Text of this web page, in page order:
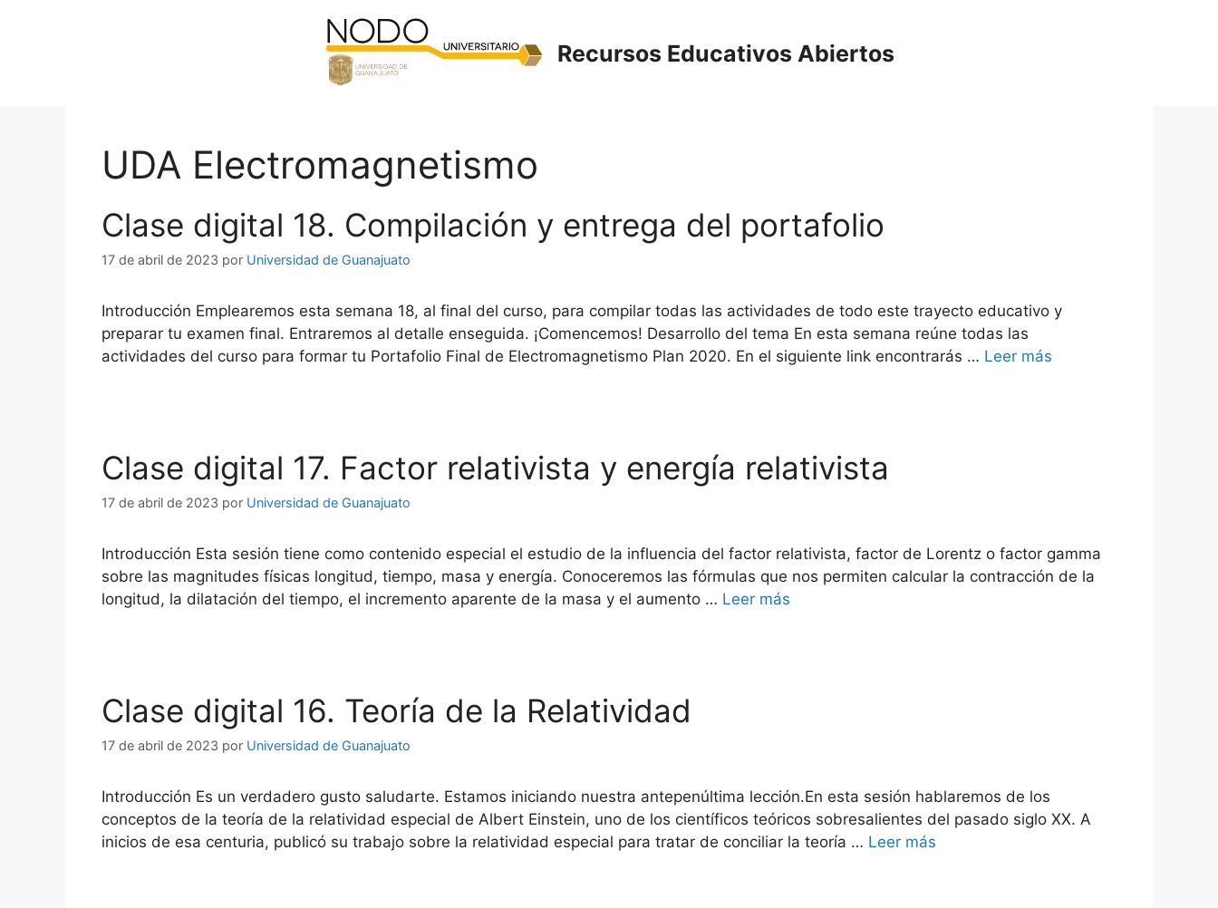
Recursos Educativos Abiertos
UDA Electromagnetismo
Clase digital 18. Compilación y entrega del portafolio
17 de abril de 2023 por Universidad de Guanajuato
Introducción Emplearemos esta semana 18, al final del curso, para compilar todas las actividades de todo este trayecto educativo y
preparar tu examen final. Entraremos al detalle enseguida. ¡Comencemos! Desarrollo del tema En esta semana reúne todas las
actividades del curso para formar tu Portafolio Final de Electromagnetismo Plan 2020. En el siguiente link encontrarás … Leer más
Clase digital 17. Factor relativista y energía relativista
17 de abril de 2023 por Universidad de Guanajuato
Introducción Esta sesión tiene como contenido especial el estudio de la influencia del factor relativista, factor de Lorentz o factor gamma
sobre las magnitudes físicas longitud, tiempo, masa y energía. Conoceremos las fórmulas que nos permiten calcular la contracción de la
longitud, la dilatación del tiempo, el incremento aparente de la masa y el aumento … Leer más
Clase digital 16. Teoría de la Relatividad
17 de abril de 2023 por Universidad de Guanajuato
Introducción Es un verdadero gusto saludarte. Estamos iniciando nuestra antepenúltima lección.En esta sesión hablaremos de los
conceptos de la teoría de la relatividad especial de Albert Einstein, uno de los científicos teóricos sobresalientes del pasado siglo XX. A
inicios de esa centuria, publicó su trabajo sobre la relatividad especial para tratar de conciliar la teoría … Leer más